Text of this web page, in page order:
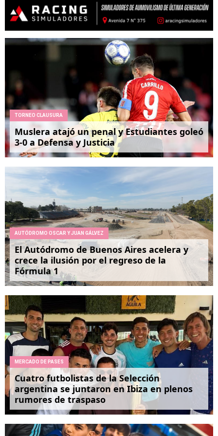
TORNEO CLAUSURA
Muslera atajó un penal y Estudiantes goleó
3-0 a Defensa y Justicia
AUTÓDROMO OSCAR Y JUAN GÁLVEZ
El Autódromo de Buenos Aires acelera y
crece la ilusión por el regreso de la
Fórmula 1
MERCADO DE PASES
Cuatro futbolistas de la Selección
argentina se juntaron en Ibiza en plenos
rumores de traspaso